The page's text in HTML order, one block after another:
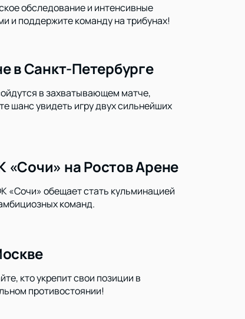
обследование и интенсивные
и поддержите команду на трибунах!
в Санкт-Петербурге
в захватывающем матче,
шанс увидеть игру двух сильнейших
«Сочи» на Ростов Арене
«Сочи» обещает стать кульминацией
команд.
кто укрепит свои позиции в
противостоянии!